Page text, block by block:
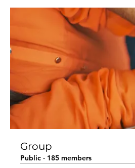
Group
Public · 185 members